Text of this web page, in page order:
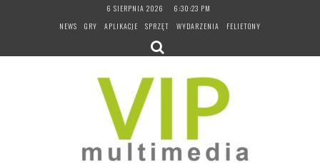
6 SIERPNIA 2026
6:30:24 PM
NEWS
GRY APLIKACJE SPRZĘT WYDARZENIA FELIETONY